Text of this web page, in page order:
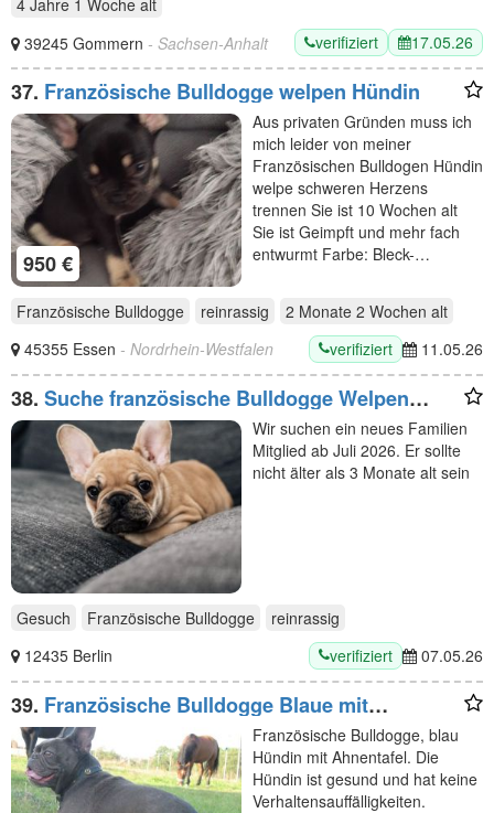
4 Jahre 1 Woche alt
39245 Gommern - Sachsen-Anhalt verifiziert 17.05.26
37. Französische Bulldogge welpen Hündin
950 €
Aus privaten Gründen muss ich
mich leider von meiner
Französischen Bulldogen Hündin
welpe schweren Herzens
trennen Sie ist 10 Wochen alt
Sie ist Geimpft und mehr fach
entwurmt Farbe: Bleck-…
Französische Bulldogge reinrassig 2 Monate 2 Wochen alt
45355 Essen - Nordrhein-Westfalen verifiziert 11.05.26
38. Suche französische Bulldogge Welpen
Rüden
Wir suchen ein neues Familien
Mitglied ab Juli 2026. Er sollte
nicht älter als 3 Monate alt sein
Gesuch Französische Bulldogge
reinrassig
12435 Berlin
verifiziert 07.05.26
39. Französische Bulldogge Blaue mit
Ahnentafel.
Französische Bulldogge, blau
Hündin mit Ahnentafel. Die
Hündin ist gesund und hat keine
Verhaltensauffälligkeiten.